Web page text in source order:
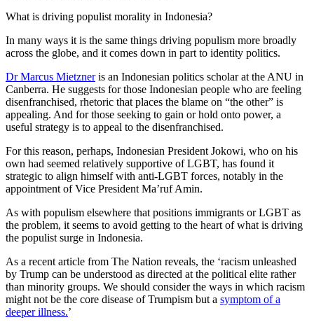
What is driving populist morality in Indonesia?
In many ways it is the same things driving populism more broadly
across the globe, and it comes down in part to identity politics.
Dr Marcus Mietzneris an Indonesian politics scholar at the ANU in
Canberra. He suggests for those Indonesian people who are feeling
disenfranchised, rhetoric that places the blame on “the other” is
appealing. And for those seeking to gain or hold onto power, a
useful strategy is to appeal to the disenfranchised.
For this reason, perhaps, Indonesian President Jokowi, who on his
own had seemed relatively supportive of LGBT, has found it
strategic to align himself with anti-LGBT forces, notably in the
appointment of Vice President Ma’ruf Amin.
As with populism elsewhere that positions immigrants or LGBT as
the problem, it seems to avoid getting to the heart of what is driving
the populist surge in Indonesia.
As a recent article from The Nation reveals, the ‘racism unleashed
by Trump can be understood as directed at the political elite rather
than minority groups. We should consider the ways in which racism
might not be the core disease of Trumpism but a symptom of a
deeper illness.’